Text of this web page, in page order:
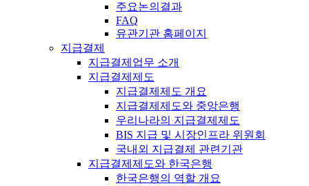
주요논의결과
FAQ
유관기관 홈페이지
지급결제
지급결제업무 소개
지급결제제도
지급결제제도 개요
지급결제제도와 중앙은행
우리나라의 지급결제제도
BIS 지급 및 시장인프라 위원회
국내외 지급결제 관련기관
지급결제제도와 한국은행
한국은행의 역할 개요